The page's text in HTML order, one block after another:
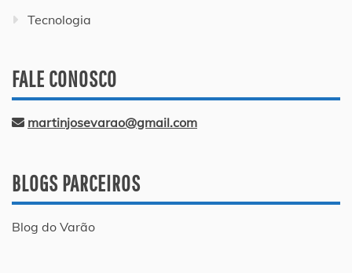
Tecnologia
FALE CONOSCO
martinjosevarao@gmail.com
BLOGS PARCEIROS
Blog do Varão